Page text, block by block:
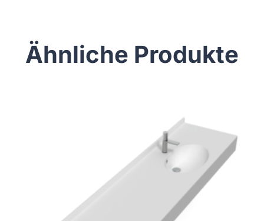
Ähnliche Produkte